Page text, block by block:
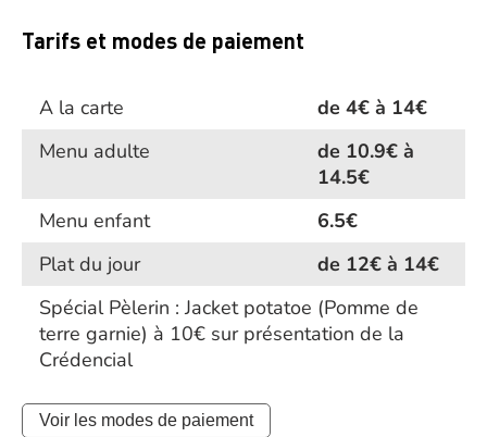
Tarifs et modes de paiement
A la carte
de 4€ à 14€
Menu adulte
de 10.9€ à
14.5€
Menu enfant
6.5€
Plat du jour
de 12€ à 14€
Spécial Pèlerin : Jacket potatoe (Pomme de
terre garnie) à 10€ sur présentation de la
Crédencial
Voir les modes de paiement